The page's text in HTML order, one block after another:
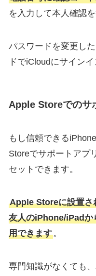
を入力して本人確認を
パスワードを変更し
ドでiCloudにサインイ
Apple Storeでのサ
もし信頼できる
Storeでサポートアプ
セットできます。
Apple Storeに設置さ
友人のiPhone/iPadか
用できます。
専門知識がなくても